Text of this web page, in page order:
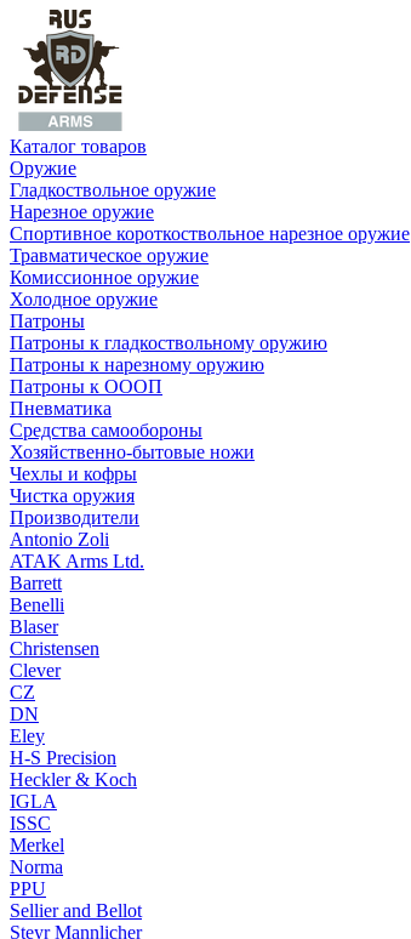
Каталог товаров
Оружие
Гладкоствольное оружие
Нарезное оружие
Спортивное короткоствольное нарезное оружие
Травматическое оружие
Комиссионное оружие
Холодное оружие
Патроны
Патроны к гладкоствольному оружию
Патроны к нарезному оружию
Патроны к ОООП
Пневматика
Средства самообороны
Хозяйственно-бытовые ножи
Чехлы и кофры
Чистка оружия
Производители
Antonio Zoli
ATAK Arms Ltd.
Barrett
Benelli
Blaser
Christensen
Clever
CZ
DN
Eley
H-S Precision
Heckler & Koch
IGLA
ISSC
Merkel
Norma
PPU
Sellier and Bellot
Steyr Mannlicher